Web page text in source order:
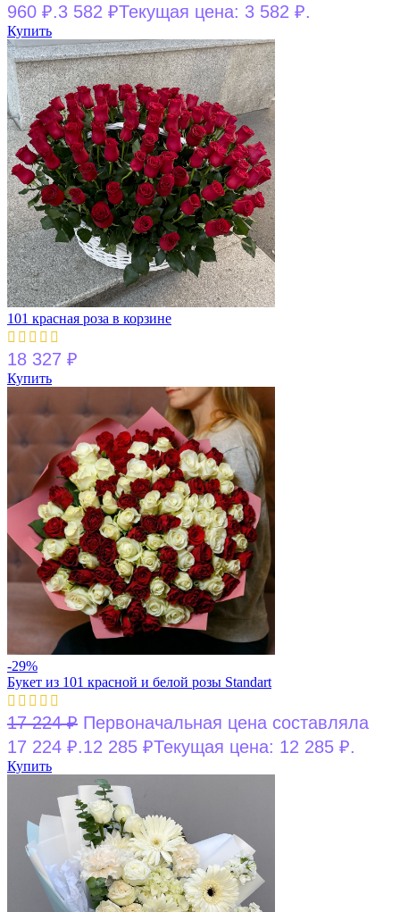
960 ₽.3 582 ₽Текущая цена: 3 582 ₽.
Купить
101 красная роза в корзине
18 327 ₽
Купить
-29%
Букет из 101 красной и белой розы Standart
17 224₽ Первоначальная цена составляла
17 224 ₽.12 285 ₽Текущая цена: 12 285 ₽.
Купить